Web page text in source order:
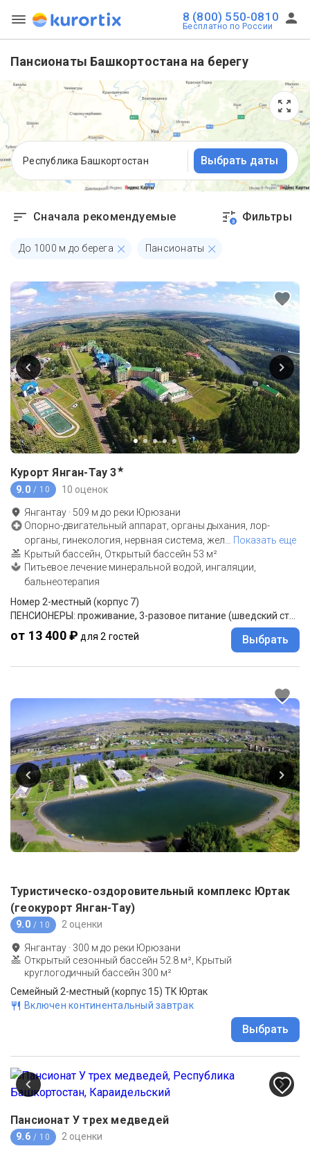
8 (800) 550-0810
Бесплатно по России
Пансионаты Башкортостана на берегу
Республика Башкортостан Выбрать даты
Сначала рекомендуемые 3 Фильтры
До 1000 м до берега Пансионаты
Курорт Янган-Тау 3★
9.0 / 10 10 оценок
Янгантау · 509 м до реки Юрюзани
Опорно-двигательный аппарат, органы дыхания, лор-
органы, гинекология, нервная система, жел
Показать еще
Крытый бассейн, Открытый бассейн 53 м²
Питьевое лечение минеральной водой, ингаляции,
бальнеотерапия
Номер 2-местный (корпус 7)
от 13 400 ₽ для 2 гостей Выбрать
Туристическо-оздоровительный комплекс Юртак
(геокурорт Янган-Тау)
9.0 / 10 2 оценки
Янгантау · 300 м до реки Юрюзани
Открытый сезонный бассейн 52.8 м², Крытый
круглогодичный бассейн 300 м²
Семейный 2-местный (корпус 15) ТК Юртак
Включен континентальный завтрак
Выбрать
Пансионат У трех медведей
9.6 / 10 2 оценки